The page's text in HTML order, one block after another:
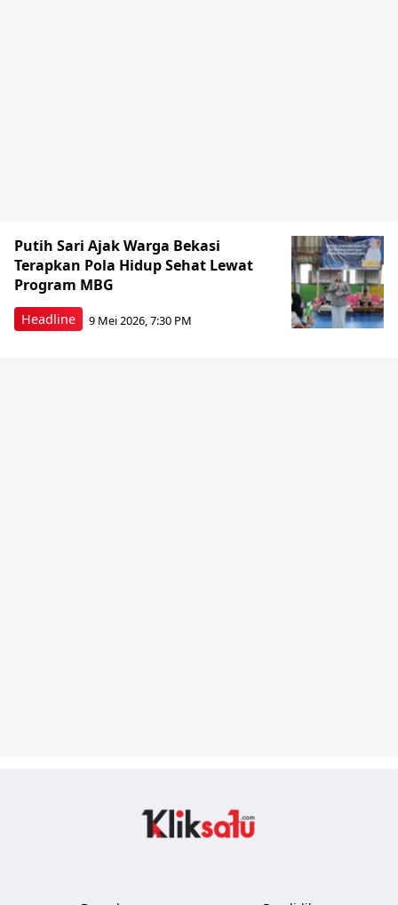
Headline
Putih Sari Ajak Warga Bekasi
Terapkan Pola Hidup Sehat Lewat
Program MBG
9 Mei 2026, 7:30 PM